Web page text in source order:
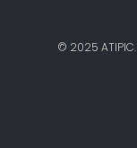
© 2025